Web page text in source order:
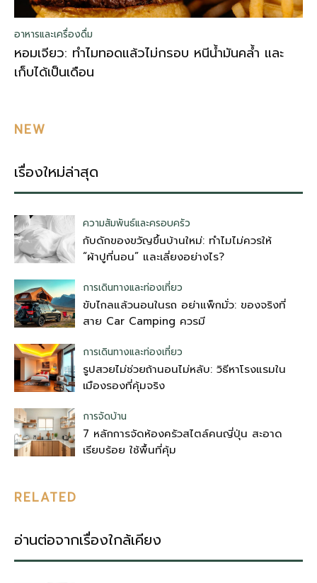
อาหารและเครื่องดื่ม
หอมเจียว: ทำไมทอดแล้วไม่กรอบ หนีน้ำมันคล้ำ และ
เก็บได้เป็นเดือน
NEW
เรื่องใหม่ล่าสุด
ความสัมพันธ์และครอบครัว
กับดักของขวัญขึ้นบ้านใหม่: ทำไมไม่ควรให้
“ผ้าปูที่นอน” และเลี่ยงอย่างไร?
การเดินทางและท่องเที่ยว
ขับไกลแล้วนอนในรถ อย่าแพ็กมั่ว: ของจริงที่
สาย Car Camping ควรมี
การเดินทางและท่องเที่ยว
รูปสวยไม่ช่วยถ้านอนไม่หลับ: วิธีหาโรงแรมใน
เมืองรองที่คุ้มจริง
การจัดบ้าน
7 หลักการจัดห้องครัวสไตล์คนญี่ปุ่น สะอาด
เรียบร้อย ใช้พื้นที่คุ้ม
RELATED
อ่านต่อจากเรื่องใกล้เคียง